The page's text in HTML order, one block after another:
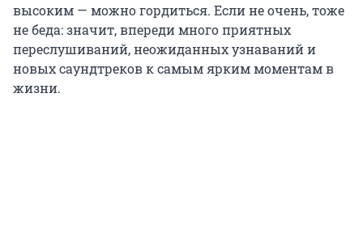
высоким — можно гордиться. Если не очень, тоже
не беда: значит, впереди много приятных
переслушиваний, неожиданных узнаваний и
новых саундтреков к самым ярким моментам в
жизни.